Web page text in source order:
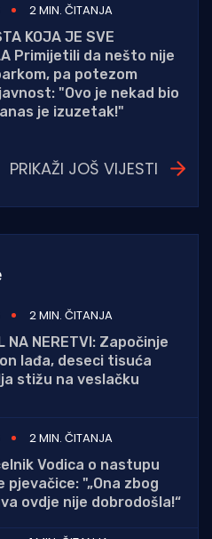
2 MIN. ČITANJA
KOJA JE SVE
Primijetili da nešto nije
pa potezom
"Ovo je nekad bio
je izuzetak!"
PRIKAŽI JOŠ VIJESTI
2 MIN. ČITANJA
NA NERETVI: Započinje
lađa, deseci tisuća
stižu na veslačku
2 MIN. ČITANJA
Vodica o nastupu
pjevačice: "„Ona zbog
ovdje nije dobrodošla!“